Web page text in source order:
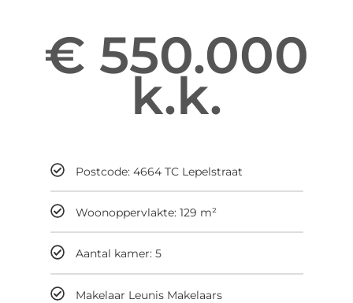
€ 550.000
k.k.
Postcode: 4664 TC Lepelstraat
Woonoppervlakte: 129 m²
Aantal kamer: 5
Makelaar Leunis Makelaars